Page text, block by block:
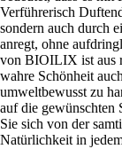
Verführerisch
sondern auch durch
anregt, ohne
von BIOILIX ist aus
wahre Schönheit
umweltbewusst zu
auf die gewünschten
Sie sich von der
Natürlichkeit in